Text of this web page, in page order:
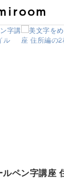
ペン字講座